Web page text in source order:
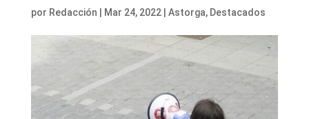
por Redacción Mar 24, 2022| Astorga, Destacados